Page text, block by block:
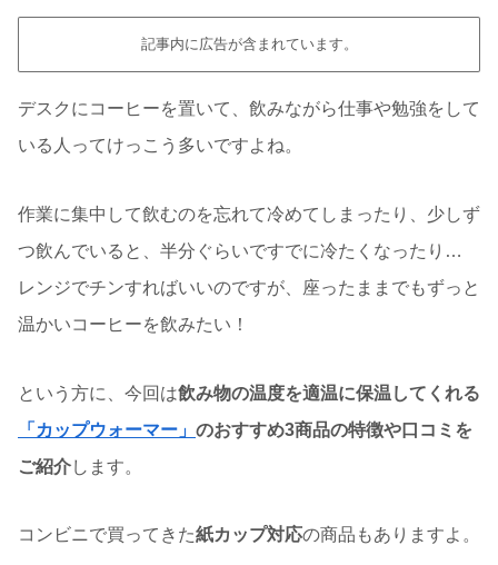
記事内に広告が含まれています。
デスクにコーヒーを置いて、飲みながら仕事や勉強をして
いる人ってけっこう多いですよね。
作業に集中して飲むのを忘れて冷めてしまったり、少しず
つ飲んでいると、半分ぐらいですでに冷たくなったり…
レンジでチンすればいいのですが、座ったままでもずっと
温かいコーヒーを飲みたい！
という方に、今回は飲み物の温度を適温に保温してくれる
「カップウォーマー」 のおすすめ3商品の特徴や口コミを
ご紹介します。
コンビニで買ってきた紙カップ対応の商品もありますよ。